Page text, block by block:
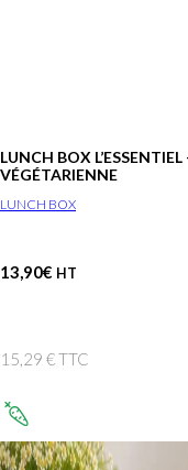
LUNCH BOX
VÉGÉTARIENNE
LUNCH BOX
13,90€ HT
15,29 € TTC